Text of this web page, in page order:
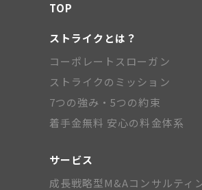
TOP
ストライクとは？
コーポレートスローガン
ストライクのミッション
7つの強み・5つの約束
着手金無料 安心の料金体系
サービス
成長戦略型M&Aコンサルティ